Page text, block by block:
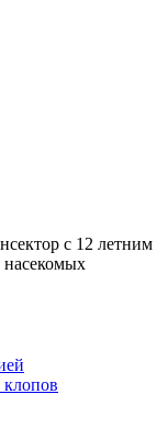
с 12 летним
клопов